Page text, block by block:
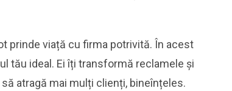
prinde viață cu firma potrivită. În acest
tău ideal. Ei îți transformă reclamele și
atragă mai mulți clienți, bineînțeles.